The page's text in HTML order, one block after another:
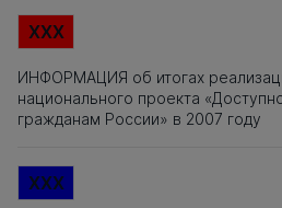
XXX
ИНФОРМАЦИЯ об итогах
национального проекта
гражданам России» в 2007 году
XXX